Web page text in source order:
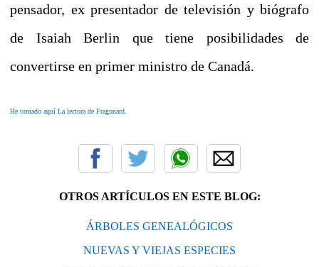
pensador, ex presentador de televisión y biógrafo
de Isaiah Berlin que tiene posibilidades de
convertirse en primer ministro de Canadá.
He tomado aquí La lectora de Fragonard.
OTROS ARTÍCULOS EN ESTE BLOG:
ÁRBOLES GENEALÓGICOS
NUEVAS Y VIEJAS ESPECIES